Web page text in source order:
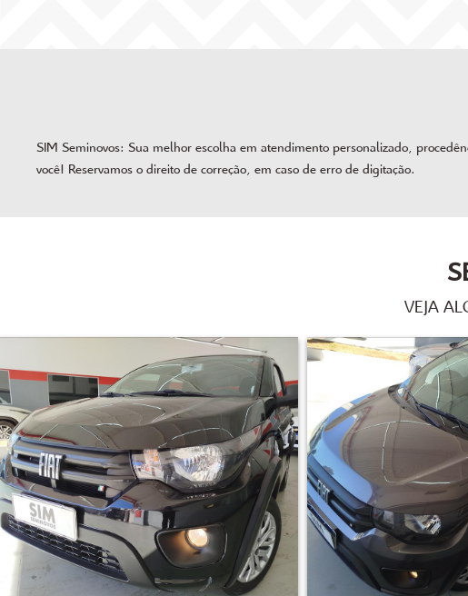
SIM Seminovos: Sua melhor escolha em atendimento personalizado,
você! Reservamos o direito de correção, em caso de erro de digitação.
VEJA